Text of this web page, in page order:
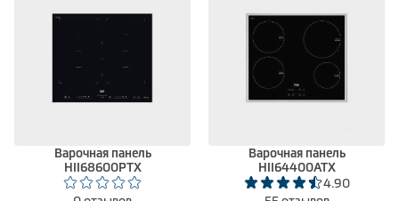
Варочная панель
HII68600PTX
Варочная панель
HII64400ATX
4.90